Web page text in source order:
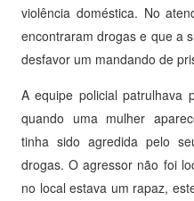
violência doméstica. No
encontraram drogas e que a
desfavor um mandando de
A equipe policial patrulhava
quando uma mulher
tinha sido agredida pelo
drogas. O agressor não foi
no local estava um rapaz,